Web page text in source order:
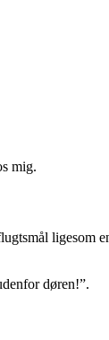
mig.
ligesom
døren!”.